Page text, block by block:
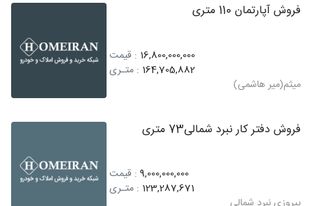
فروش آپارتمان 110 متری
16,800,000,000 : قیمت
164,705,882 : متـری
میثم(میر هاشمی)
فروش دفتر کار نبرد شمالی73 متری
9,000,000,000 : قیمت
123,287,671 : متـری